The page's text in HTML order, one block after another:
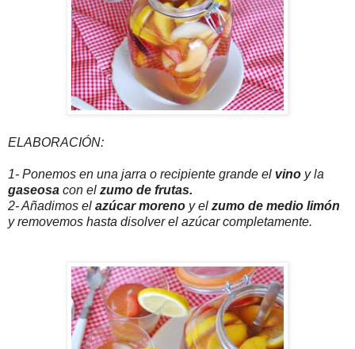
ELABORACIÓN:
1- Ponemos en una jarra o recipiente grande el vino y la
gaseosa con el zumo de frutas.
2- Añadimos el azúcar moreno y el zumo de medio limón
y removemos hasta disolver el azúcar completamente.